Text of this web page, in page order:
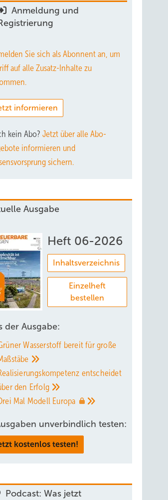
Anmeldung und
Sie sich als Abonnent an, um
auf alle Zusatz-Inhalte zu
informieren
kein Abo? Jetzt über alle Abo-
informieren und
sichern.
Ausgabe
Heft 06-2026
Inhaltsverzeichnis
Einzelheft
bestellen
der Ausgabe:
Wasserstoff bereit für große
entscheidet
den Erfolg
Mal Modell Europa
unverbindlich testen:
kostenlos testen!
Podcast: Was jetzt